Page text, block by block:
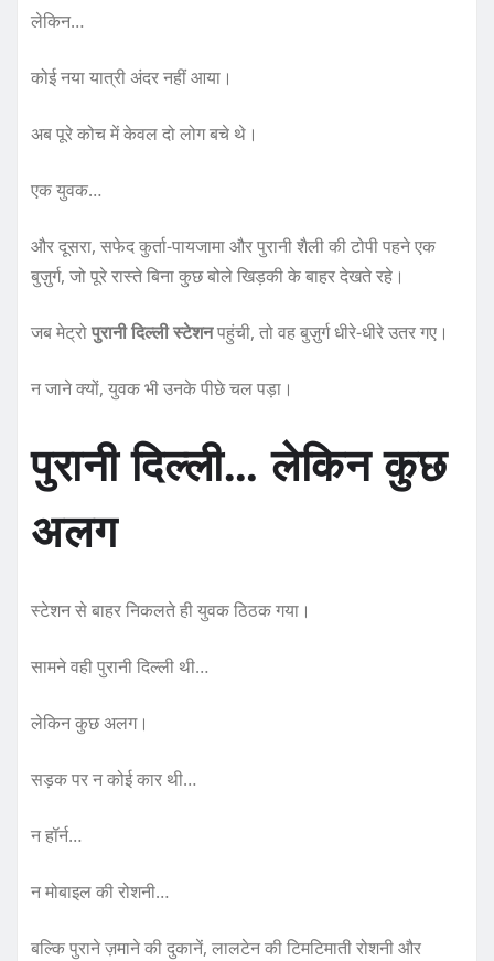
लेकिन…
कोई नया यात्री अंदर नहीं आया।
अब पूरे कोच में केवल दो लोग बचे थे।
एक युवक…
और दूसरा, सफेद कुर्ता-पायजामा और पुरानी शैली की टोपी पहने एक
बुज़ुर्ग, जो पूरे रास्ते बिना कुछ बोले खिड़की के बाहर देखते रहे।
जब मेट्रोपुरानी दिल्ली स्टेशनपहुंची, तो वह बुज़ुर्ग धीरे-धीरे उतर गए।
न जाने क्यों, युवक भी उनके पीछे चल पड़ा।
पुरानी दिल्ली… लेकिन कुछ
अलग
स्टेशन से बाहर निकलते ही युवक ठिठक गया।
सामने वही पुरानी दिल्ली थी…
लेकिन कुछ अलग।
सड़क पर न कोई कार थी…
न हॉर्न…
न मोबाइल की रोशनी…
बल्कि पुराने ज़माने की दुकानें, लालटेन की टिमटिमाती रोशनी और